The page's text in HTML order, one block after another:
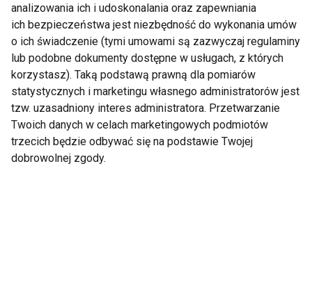
Nie przegap nowości ze
świata FIT!
Zapisz się do naszego newslettera
analizowania ich i udoskonalania oraz zapewniania
ich bezpieczeństwa jest niezbędność do wykonania umów
o ich świadczenie (tymi umowami są zazwyczaj regulaminy
lub podobne dokumenty dostępne w usługach, z których
korzystasz). Taką podstawą prawną dla pomiarów
statystycznych i marketingu własnego administratorów jest
tzw. uzasadniony interes administratora. Przetwarzanie
Twoich danych w celach marketingowych podmiotów
trzecich będzie odbywać się na podstawie Twojej
dobrowolnej zgody.